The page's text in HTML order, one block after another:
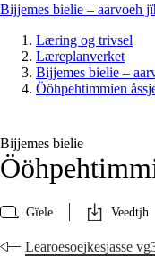
Bijjemes bielie – aarvoeh
Læring og trivsel
Læreplanverket
Bijjemes bielie –
Ööhpehtimmien
Bijjemes bielie
Gïele Veedtjh
Learoesoejkesjasse